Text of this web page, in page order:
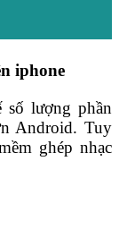
iphone
số lượng phần
Android. Tuy
ghép nhạc